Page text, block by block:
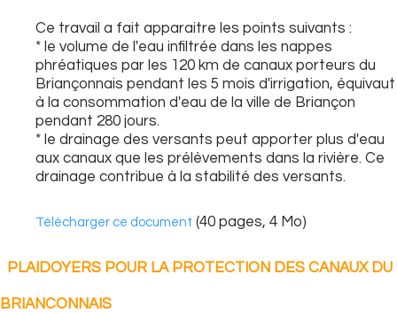
Ce travail a fait apparaitre les points suivants :
* le volume de l'eau infiltrée dans les nappes
phréatiques par les 120 km de canaux porteurs du
Briançonnais pendant les 5 mois d'irrigation, équivaut
à la consommation d'eau de la ville de Briançon
pendant 280 jours.
* le drainage des versants peut apporter plus d'eau
aux canaux que les prélèvements dans la rivière. Ce
drainage contribue à la stabilité des versants.
Télécharger ce document (40 pages, 4 Mo)
PLAIDOYERS POUR LA PROTECTION DES CANAUX DU
BRIANCONNAIS